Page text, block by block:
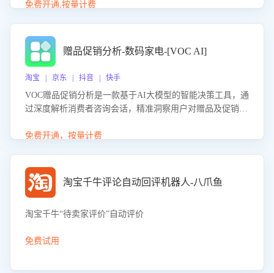
应延迟、竞品价格冲击等。系统自动输出可落地的挽回策
免费开通,按量计费
赠品促销分析-数码家电-[VOC AI]
淘宝 | 京东 | 抖音 | 快手
VOC赠品促销分析是一款基于AI大模型的智能决策工具，通
过深度解析消费者咨询会话，精准洞察用户对赠品及促销政
销诉求，帮助企业制定个性化赠品组合策略，优化资源投放
免费开通，按量计费
淘宝千牛评论自动回评机器人-八爪鱼
淘宝千牛“待卖家评价”自动评价
免费试用